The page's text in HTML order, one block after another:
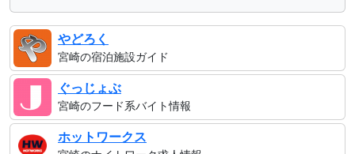
やどろく
宮崎の宿泊施設ガイド
ぐっじょぶ
宮崎のフード系バイト情報
ホットワークス